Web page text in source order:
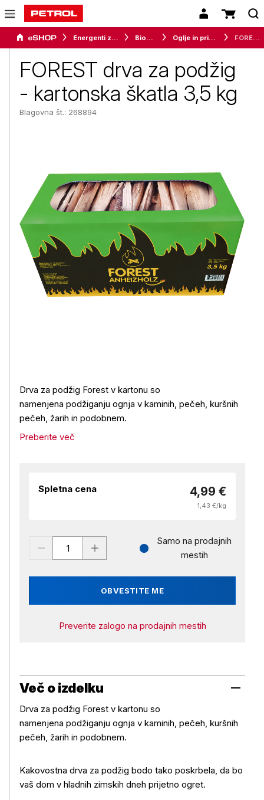
Energenti za dom Biomasa Oglje in pripomočki za vžig
FOREST drva za podžig
- kartonska škatla 3,5 kg
Blagovna št.: 268894
Drva za podžig Forest v kartonu so
namenjena podžiganju ognja v kaminih, pečeh, kuršnih
pečeh, žarih in podobnem.
Preberite več
Spletna cena 4,99 €
1,43 €/kg
OBVESTITE ME
Samo na prodajnih
mestih
Preverite zalogo na prodajnih mestih
Več o izdelku
Drva za podžig Forest v kartonu so
namenjena podžiganju ognja v kaminih, pečeh, kuršnih
pečeh, žarih in podobnem.
Kakovostna drva za podžig bodo tako poskrbela, da bo
vaš dom v hladnih zimskih dneh prijetno ogret.